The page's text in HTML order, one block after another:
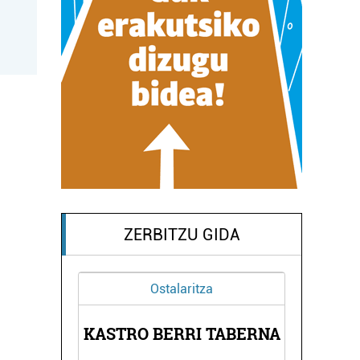
ZERBITZU GIDA
Ostalaritza
KASTRO BERRI TABERNA